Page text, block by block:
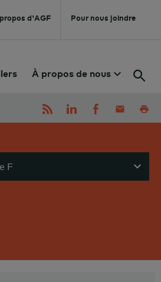
d'AGF Pour nous joindre
À propos de nous
F